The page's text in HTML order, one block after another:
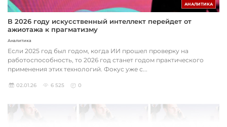
АНАЛИТИКА
В 2026 году искусственный интеллект перейдет от
ажиотажа к прагматизму
Аналитика
Если 2025 год был годом, когда ИИ прошел проверку на
работоспособность, то 2026 год станет годом практического
применения этих технологий. Фокус уже с...
02.01.26 6 525 0